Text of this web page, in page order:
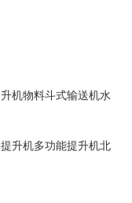
机物料斗式输送机水
升机多功能提升机北